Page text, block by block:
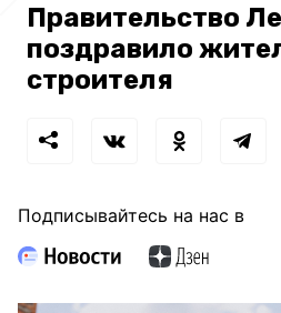
Правительство
поздравило
строителя
Подписывайтесь на нас в